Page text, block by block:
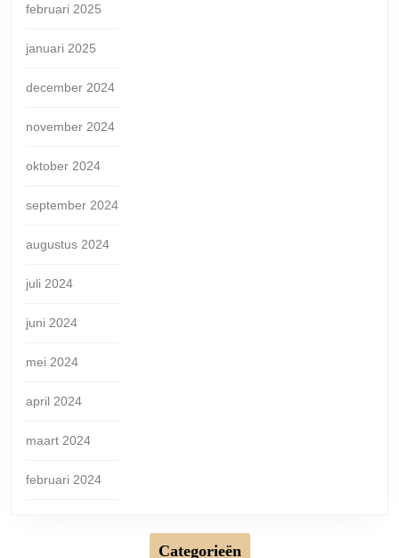
februari 2025
januari 2025
december 2024
november 2024
oktober 2024
september 2024
augustus 2024
juli 2024
juni 2024
mei 2024
april 2024
maart 2024
februari 2024
Categorieën